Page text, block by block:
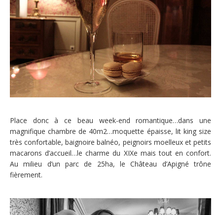
Place donc à ce beau week-end romantique…dans une
magnifique chambre de 40m2…moquette épaisse, lit king size
très confortable, baignoire balnéo, peignoirs moelleux et petits
macarons d’accueil…le charme du XIXe mais tout en confort.
Au milieu d’un parc de 25ha, le Château d’Apigné trône
fièrement.